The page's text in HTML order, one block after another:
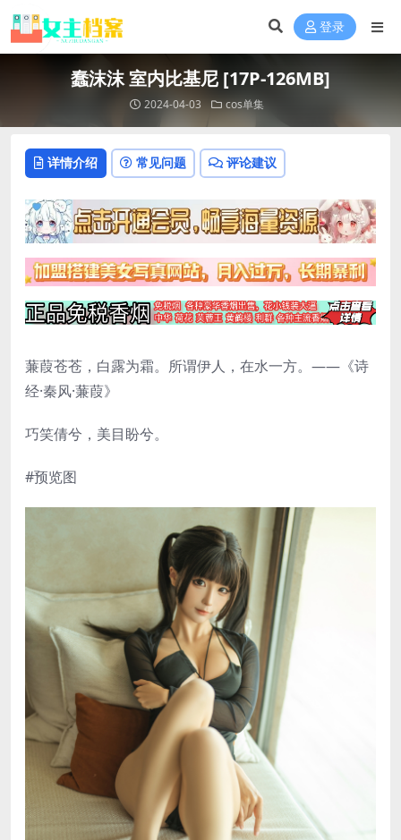
登录
蠢沫沫 室内比基尼 [17P-126MB]
2024-04-03 cos单集
详情介绍 常见问题 评论建议
蒹葭苍苍，白露为霜。所谓伊人，在水一方。——《诗
经·秦风·蒹葭》
巧笑倩兮，美目盼兮。
#预览图